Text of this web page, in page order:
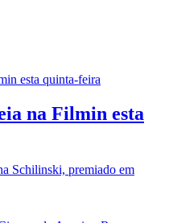
na Filmin esta
Schilinski, premiado em